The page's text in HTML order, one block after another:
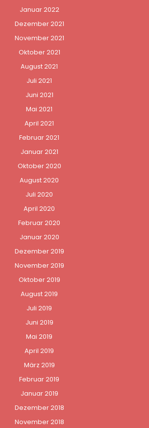
Januar 2022
Dezember 2021
November 2021
Oktober 2021
August 2021
Juli 2021
Juni 2021
Mai 2021
April 2021
Februar 2021
Januar 2021
Oktober 2020
August 2020
Juli 2020
April 2020
Februar 2020
Januar 2020
Dezember 2019
November 2019
Oktober 2019
August 2019
Juli 2019
Juni 2019
Mai 2019
April 2019
März 2019
Februar 2019
Januar 2019
Dezember 2018
November 2018